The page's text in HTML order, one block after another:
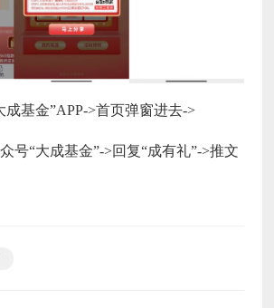
成基金”APP->首页弹窗进去->
号“大成基金”->回复“成有礼”->推文